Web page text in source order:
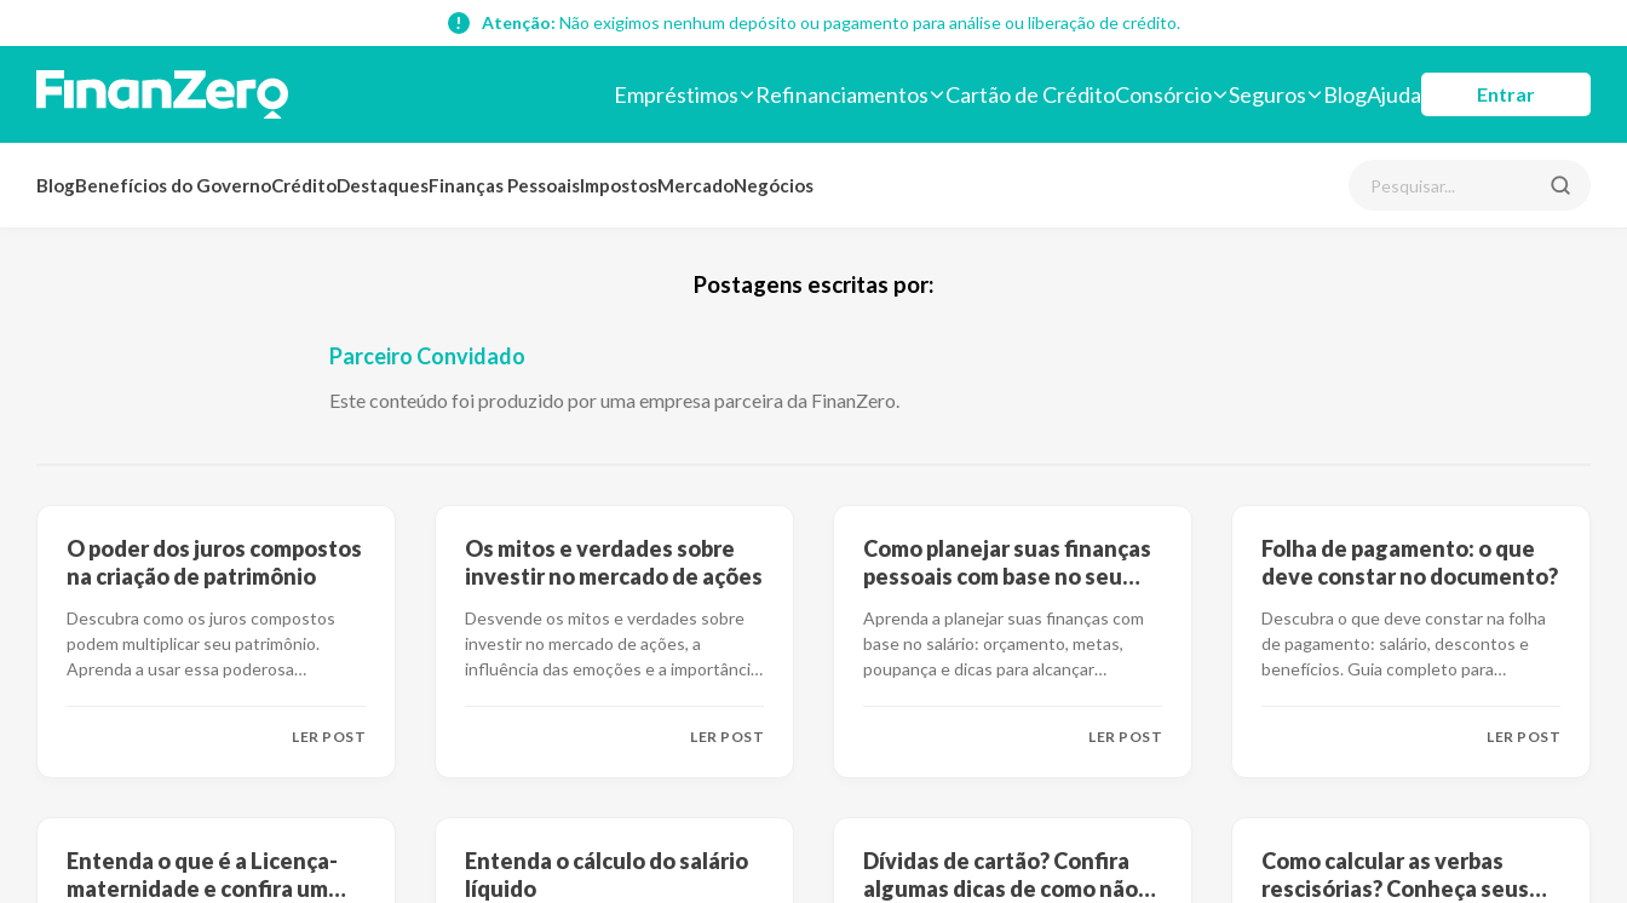
Atenção: Não exigimos nenhum depósito ou pagamento para análise ou liberação de crédito.
Empréstimos Refinanciamentos Cartão de CréditoConsórcio Seguros BlogAjuda Entrar
BlogBenefícios do GovernoCréditoDestaquesFinanças PessoaisImpostosMercadoNegócios
Postagens escritas por:
Parceiro Convidado
Este conteúdo foi produzido por uma empresa parceira da FinanZero.
O poder dos juros compostos
na criação de patrimônio
Descubra como os juros compostos
podem multiplicar seu patrimônio.
Aprenda a usar essa poderosa
LER POST
Os mitos e verdades sobre
investir no mercado de ações
Desvende os mitos e verdades sobre
investir no mercado de ações, a
influência das emoções e a importância
LER POST
Como planejar suas finanças
pessoais com base no seu
Aprenda a planejar suas finanças com
base no salário: orçamento, metas,
poupança e dicas para alcançar
LER POST
Folha de pagamento: o que
deve constar no documento?
Descubra o que deve constar na folha
de pagamento: salário, descontos e
benefícios. Guia completo para
LER POST
Entenda o que é a Licença-
maternidade e confira um
Entenda o cálculo do salário
líquido
Dívidas de cartão? Confira
algumas dicas de como não
Como calcular as verbas
rescisórias? Conheça seus